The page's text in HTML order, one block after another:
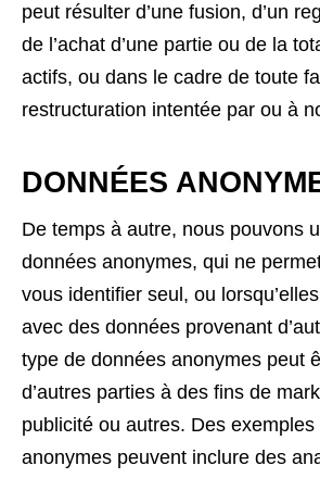
peut résulter d’une fusion, d’un
de l’achat d’une partie ou de la
actifs, ou dans le cadre de toute
restructuration intentée par ou à
DONNÉES
De temps à autre, nous pouvons
données anonymes, qui ne
vous identifier seul, ou
avec des données provenant
type de données anonymes peut
d’autres parties à des fins de
publicité ou autres. Des
anonymes peuvent inclure des